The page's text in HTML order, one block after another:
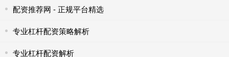
配资推荐网 - 正规平台精选
专业杠杆配资策略解析
专业杠杆配资解析